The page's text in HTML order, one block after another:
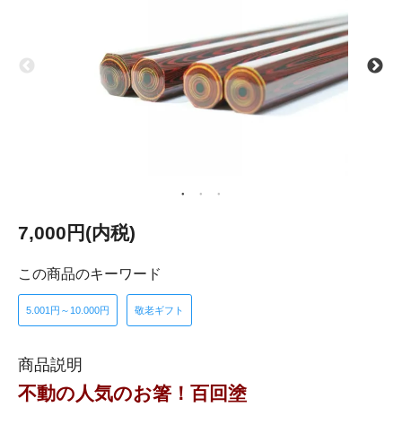
7,000円(内税)
この商品のキーワード
5.001円～10.000円 敬老ギフト
商品説明
不動の人気のお箸！百回塗